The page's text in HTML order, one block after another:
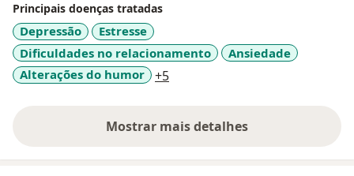
Psicologia em Foco", Editora Atena e "O Ciúme: Suas
Causas e Consequências nos Relacionamentos
Conjugais" , publicado no site Psicologado.
Principais doenças tratadas
Depressão
Estresse
Dificuldades no relacionamento
Ansiedade
Alterações do humor
+5a11y_sr_more_diseases
Mostrar mais detalhes
sobre a experiência